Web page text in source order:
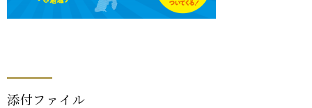
添付ファイル